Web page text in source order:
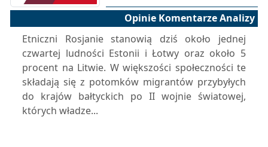
Opinie Komentarze Analizy
Etniczni Rosjanie stanowią dziś około jednej
czwartej ludności Estonii i Łotwy oraz około 5
procent na Litwie. W większości społeczności te
składają się z potomków migrantów przybyłych
do krajów bałtyckich po II wojnie światowej,
których władze...